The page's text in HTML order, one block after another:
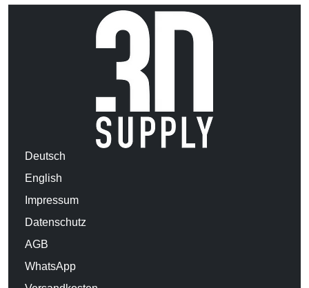
Deutsch
English
Impressum
Datenschutz
AGB
WhatsApp